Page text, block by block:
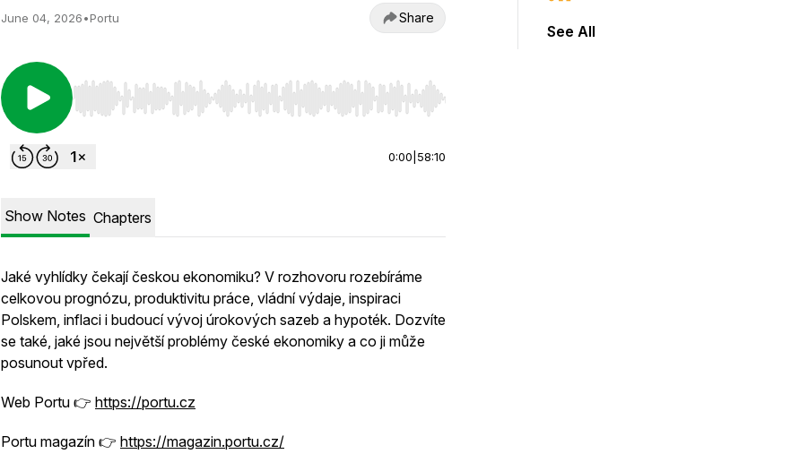
June 04, 2026•Portu Share
Use Left/Right to seek, Home/End to jump to start or end. Hold shift to jump forward or backward.
0:00 58:10
Show Notes Chapters
Jaké vyhlídky čekají českou ekonomiku? V rozhovoru rozebíráme
celkovou prognózu, produktivitu práce, vládní výdaje, inspiraci
Polskem, inflaci i budoucí vývoj úrokových sazeb a hypoték. Dozvíte
se také, jaké jsou největší problémy české ekonomiky a co ji může
posunout vpřed.
Web Portu 👉 https://portu.cz
Portu magazín 👉 https://magazin.portu.cz/
See All